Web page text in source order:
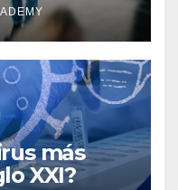
más
XXI?